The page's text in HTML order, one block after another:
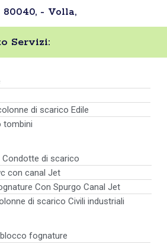
- Volla,
Servizi:
di scarico Edile
tombini
Condotte di scarico
con canal Jet
Con Spurgo Canal Jet
di scarico Civili industriali
fognature